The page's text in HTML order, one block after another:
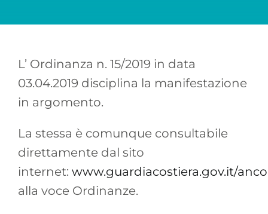
L’ Ordinanza n. 15/2019 in data
03.04.2019 disciplina la manifestazione
in argomento.
La stessa è comunque consultabile
direttamente dal sito
internet: www.guardiacostiera.gov.it/
alla voce Ordinanze.